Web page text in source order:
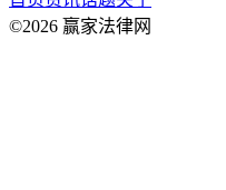
©2026 赢家法律网